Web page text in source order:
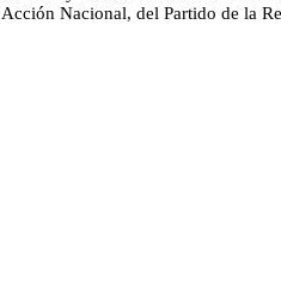
Nacional, del Partido de la